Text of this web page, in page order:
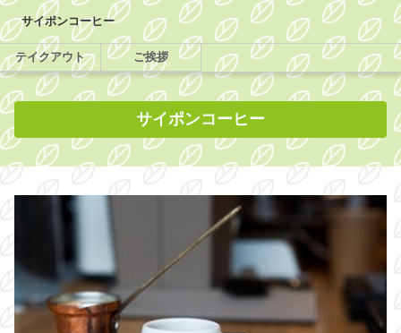
サイポンコーヒー
テイクアウト ご挨拶
サイポンコーヒー